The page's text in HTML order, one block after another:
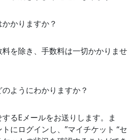
かりますか？
を除き、手数料は一切かかりませ
ようにわかりますか？
るEメールをお送りします。ま
にログインし、”マイチケット “セ